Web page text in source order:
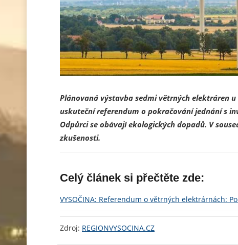
Plánovaná výstavba sedmi větrných elektráren
uskuteční referendum o pokračování jednání s
Odpůrci se obávají ekologických dopadů. V
zkušenosti.
Celý článek si přečtěte zde:
VYSOČINA: Referendum o větrných elektrárnách:
Zdroj: REGIONVYSOCINA.CZ